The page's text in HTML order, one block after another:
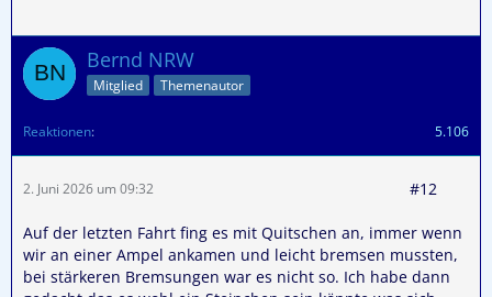
Bernd NRW
Mitglied Themenautor
Reaktionen 5.106
2. Juni 2026 um 09:32 #12
Auf der letzten Fahrt fing es mit Quitschen an, immer wenn
wir an einer Ampel ankamen und leicht bremsen mussten,
bei stärkeren Bremsungen war es nicht so. Ich habe dann